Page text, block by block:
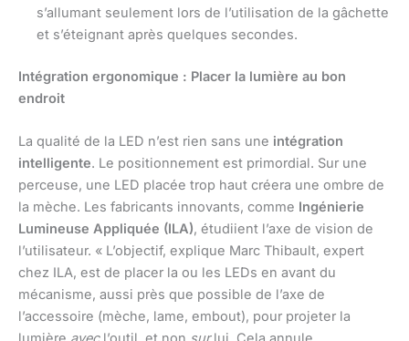
s’allumant seulement lors de l’utilisation de la gâchette
et s’éteignant après quelques secondes.
Intégration ergonomique : Placer la lumière au bon
endroit
La qualité de la LED n’est rien sans une intégration
intelligente. Le positionnement est primordial. Sur une
perceuse, une LED placée trop haut créera une ombre de
la mèche. Les fabricants innovants, comme Ingénierie
Lumineuse Appliquée (ILA), étudiient l’axe de vision de
l’utilisateur. « L’objectif, explique Marc Thibault, expert
chez ILA, est de placer la ou les LEDs en avant du
mécanisme, aussi près que possible de l’axe de
l’accessoire (mèche, lame, embout), pour projeter la